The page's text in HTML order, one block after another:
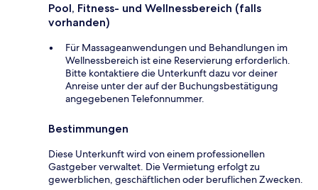
Pool, Fitness- und Wellnessbereich (falls
vorhanden)
Für Massageanwendungen und Behandlungen im
Wellnessbereich ist eine Reservierung erforderlich.
Bitte kontaktiere die Unterkunft dazu vor deiner
Anreise unter der auf der Buchungsbestätigung
angegebenen Telefonnummer.
Bestimmungen
Diese Unterkunft wird von einem professionellen
Gastgeber verwaltet. Die Vermietung erfolgt zu
gewerblichen, geschäftlichen oder beruflichen Zwecken.